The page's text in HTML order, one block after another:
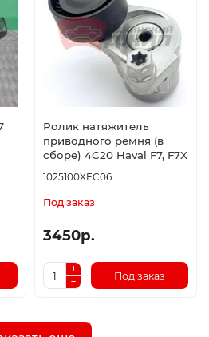
Ролик натяжитель
приводного ремня (в
сборе) 4C20 Haval F7, F7X
1025100XEC06
Под заказ
3450р.
Под заказ